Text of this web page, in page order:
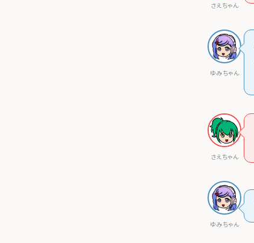
さえちゃん
ゆみちゃん
さえちゃん
ゆみちゃん